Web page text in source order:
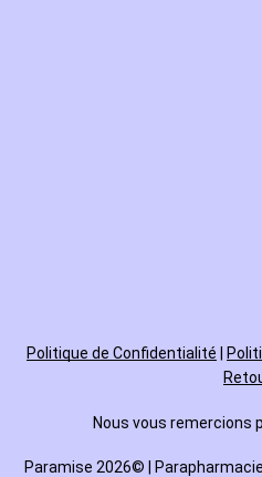
Politique de Confidentialité
Nous vous remercions
Paramise 2026© |